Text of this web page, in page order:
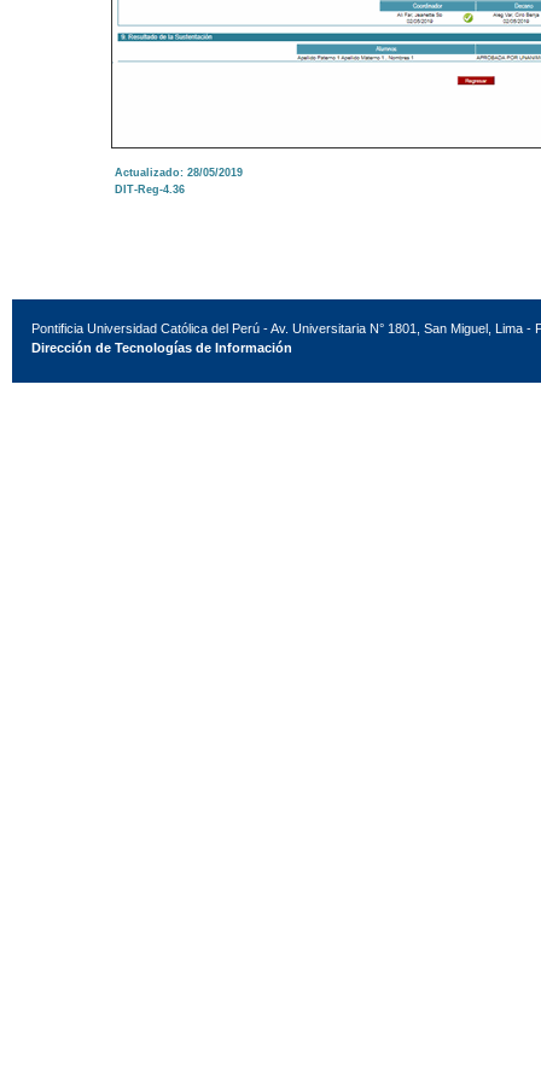
Actualizado: 28/05/2019
DIT-Reg-4.36
Pontificia Universidad Católica del Perú - Av. Universitaria N° 1801, San Miguel, Lima -
Dirección de Tecnologías de Información